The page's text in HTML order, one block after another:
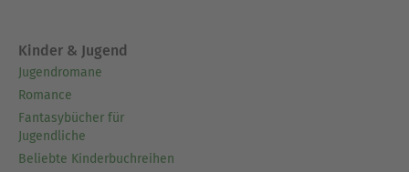
Kinder & Jugend
Jugendromane
Romance
Fantasybücher für
Jugendliche
Beliebte Kinderbuchreihen